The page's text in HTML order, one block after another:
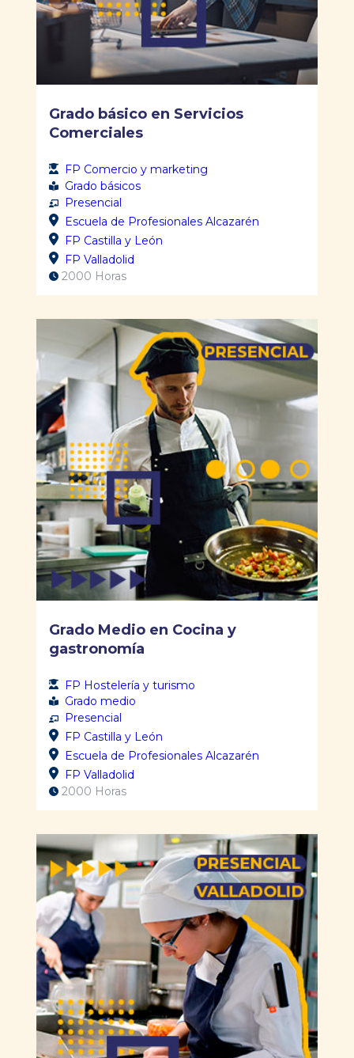
Grado básico en Servicios
Comerciales
FP Comercio y marketing
Grado básicos
Presencial
Escuela de Profesionales Alcazarén
FP Castilla y León
FP Valladolid
2000 Horas
Grado Medio en Cocina y
gastronomía
FP Hostelería y turismo
Grado medio
Presencial
FP Castilla y León
Escuela de Profesionales Alcazarén
FP Valladolid
2000 Horas